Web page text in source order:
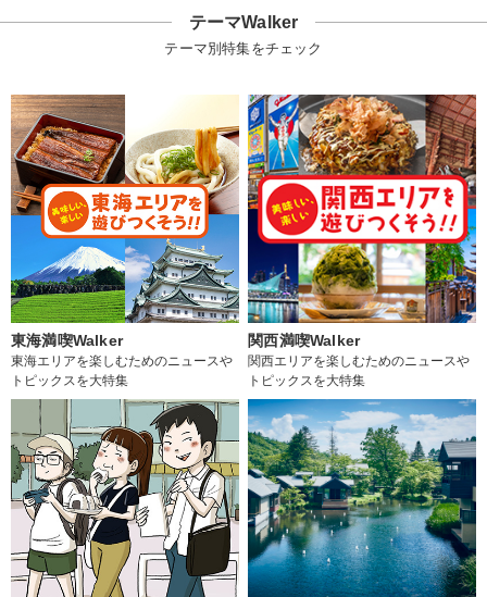
テーマWalker
テーマ別特集をチェック
東海満喫Walker
東海エリアを楽しむためのニュースや
トピックスを大特集
関西満喫Walker
関西エリアを楽しむためのニュースや
トピックスを大特集